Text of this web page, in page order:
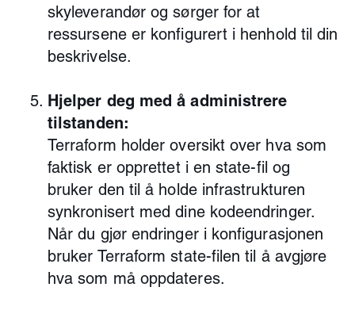
skyleverandør og sørger for at
ressursene er konfigurert i henhold til din
beskrivelse.
Hjelper deg med å administrere
tilstanden:
Terraform holder oversikt over hva som
faktisk er opprettet i en state-fil og
bruker den til å holde infrastrukturen
synkronisert med dine kodeendringer.
Når du gjør endringer i konfigurasjonen
bruker Terraform state-filen til å avgjøre
hva som må oppdateres.